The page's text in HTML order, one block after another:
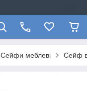
Сейфи меблеві Сейф в